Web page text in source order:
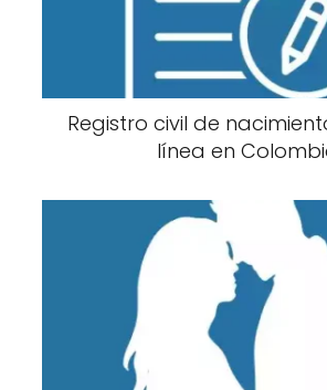
Registro civil de
línea en